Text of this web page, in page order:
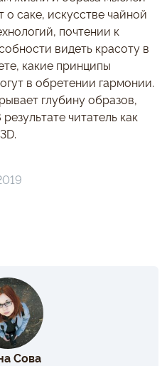
о саке, искусстве чайной
почтении к
видеть красоту в
какие принципы
в обретении гармонии.
глубину образов,
читатель как
Сова